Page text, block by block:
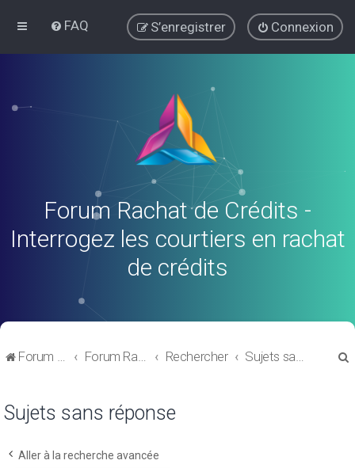
FAQ Connexion
S’enregistrer
Forum Rachat de Crédits -
Interrogez les courtiers en rachat
de crédits
Forum de discussions sur le Regroupement de Crédits et le Rachat de Crédits Forum Rachat de Crédits Rechercher Sujets sans réponse
Sujets sans réponse
Aller à la recherche avancée